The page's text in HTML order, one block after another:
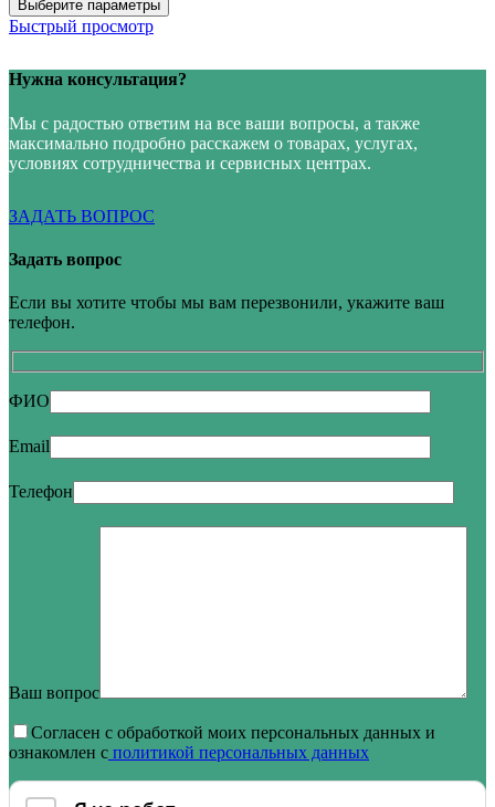
Выберите параметры
Быстрый просмотр
Нужна консультация?
Мы с радостью ответим на все ваши вопросы, а также
максимально подробно расскажем о товарах, услугах,
условиях сотрудничества и сервисных центрах.
ЗАДАТЬ ВОПРОС
Задать вопрос
Если вы хотите чтобы мы вам перезвонили, укажите ваш
телефон.
ФИО
Email
Телефон
Ваш вопрос
Согласен с обработкой моих персональных данных и
ознакомлен с политикой персональных данных